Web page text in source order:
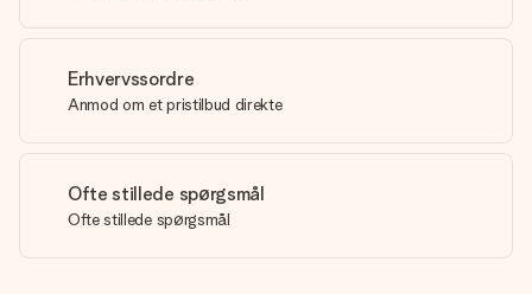
Erhvervssordre
Anmod om et pristilbud direkte
Ofte stillede spørgsmål
Ofte stillede spørgsmål